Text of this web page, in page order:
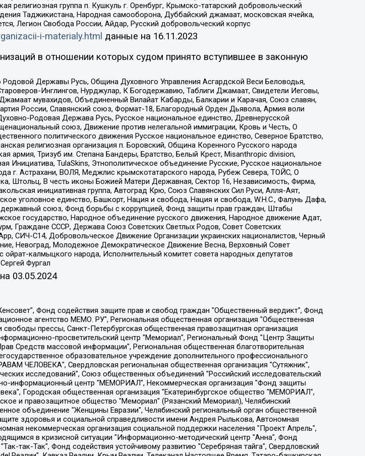
религиозная группа п. Кушкуль г. Оренбург, Крымско-татарский добровольческий
Таджикистана, Народная самооборона, Дуббайский джамаат, московская ячейка,
Легион Свобода России, Айдар, Русский добровольческий корпус
i-materialy.html данные на 16.11.2023
в отношении которых судом принято вступившее в законную
Державы Русь, Община Духовного Управления Асгардской Веси Беловодья,
Инглингов, Нурджулар, К Богодержавию, Таблиги Джамаат, Свидетели Иеговы,
мувахидов, Объединенный Вилайат Кабарды, Балкарии и Карачая, Союз славян,
России, Славянский союз, Формат-18, Благородный Орден Дьявола, Армия воли
Родовая Держава Русь, Русское национальное единство, Древнерусской
союз, Движение против нелегальной иммиграции, Кровь и Честь, О
политического движения Русское национальное единство, Северное Братство,
религиозная организация п. Боровский, Община Коренного Русского народа
армия, Тризуб им. Степана Бандеры, Братство, Белый Крест, Misanthropic division,
Инициатива, TulaSkins, Этнополитическое объединение Русские, Русское национальное
г. Астрахани, ВОЛЯ, Меджлис крымскотатарского народа, Рубеж Севера, ТОЙС, О
Штольц, В честь иконы Божией Матери Державная, Сектор 16, Независимость, Фирма,
инициативная группа, Автоград Крю, Союз Славянских Сил Руси, Алля-Аят,
уголовное единство, Башкорт, Нация и свобода, Нация и свобода, W.H.С., Фалунь Дафа,
союз, Фонд борьбы с коррупцией, Фонд защиты прав граждан, Штабы
государство, Народное объединение русского движения, Народное движение Адат,
Граждане СССР, Держава Союз Советских Светлых Родов, Совет Советских
СИЧ-С14, Добровольческое Движение Организации украинских националистов, Черный
Невоград, Молодежное Демократическое Движение Весна, Верховный Совет
калмыцкого народа, Исполнительный комитет совета народных депутатов
Фургал
03.05.2024
2021", Общество с ограниченной ответственностью "Вега 2021", Общество с ограниченной ответственностью "Главный редактор 2021", Общество с ограниченной ответственностью "Ромашки монолит", Важенков Артем Валерьевич, Ивановская областная общественная организация "Центр гендерных исследований", Гурман Юрий Альбертович, Медиапроект "ОВД-Инфо", Егоров Владимир Владимирович, Жилинский Владимир Александрович, Общество с ограниченной ответственностью "ЗП", Иванова София Юрьевна, Карезина Инна Павловна, Кильтау Екатерина Викторовна, Петров Алексей Викторович, Пискунов Сергей Евгеньевич, Смирнов Сергей Сергеевич, Тихонов Михаил Сергеевич, Общество с ограниченной ответственностью "ЖУРНАЛИСТ-ИНОСТРАННЫЙ АГЕНТ", Арапова Галина Юрьевна, Вольтская Татьяна Анатольевна, Американская компания "Mason G.E.S. Anonymous Foundation" (США), являющаяся владельцем интернет-издания https://mnews.world/, Компания "Stichting Bellingcat", зарегистрированная в Нидерландах (дата регистрации 11.07.2018), Захаров Андрей Вячеславович, Клепиковская Екатерина Дмитриевна, Общество с ограниченной ответственностью "МЕМО", Перл Роман Александрович, Симонов Евгений Алексеевич, Соловьева Елена Анатольевна, Сотников Даниил Владимирович, Сурначева Елизавета Дмитриевна, Автономная некоммерческая организация по защите прав человека и информированию населения "Якутия – Наше Мнение", Общество с ограниченной ответственностью "Москоу диджитал медиа", с 26.01.2023 Общество с ограниченной ответственностью "Чайка Белые сады", Ветошкина Валерия Валерьевна, Заговора Максим Александрович, Межрегиональное общественное движение "Российская ЛГБТ - сеть", Оленичев Максим Владимирович, Павлов Иван Юрьевич, Скворцова Елена Сергеевна, Общество с ограниченной ответственностью "Как бы инагент", Кочетков Игорь Викторович, Общество с ограниченной ответственностью "Честные выборы", Еланчик Олег Александрович, Общество с ограниченной ответственностью "Нобелевский призыв", Гималова Регина Эмилевна, Григорьев Андрей Валерьевич, Григорьева Алина Александровна, Ассоциация по содействию защите прав призывников, альтернативнослужащих и военнослужащих "Правозащитная группа "Гражданин.Армия.Право", Хисамова Регина Фаритовна, Автономная некоммерческая организация по реализации социально-правовых программ "Лилит", Дальневосточное общественное движение "Маяк", Санкт-Петербургская ЛГБТ-инициативная группа "Выход", Инициативная группа ЛГБТ+ "Реверс", Алексеев Андрей Викторович, Бекбулатова Таисия Львовна, Беляев Иван Михайлович, Владыкина Елена Сергеевна, Гельман Марат Александрович, Никульшина Вероника Юрьевна, Толоконникова Надежда Андреевна, Шендерович Виктор Анатольевич, Общество с ограниченной ответственностью "Данное сообщение", Общество с ограниченной ответственностью Издательский дом "Новая глава", Айнбиндер Александра Александровна, Московский комьюнити-центр для ЛГБТ+инициатив, Благотворительный фонд развития филантропии, Deutsche Welle (Германия, Kurt-Schumacher-Strasse 3, 53113 Bonn), Борзунова Мария Михайловна, Воробьев Виктор Викторович, Голубева Анна Львовна, Константинова Алла Михайловна, Малкова Ирина Владимировна, Мурадов Мурад Абдулгалимович, Осетинская Елизавета Николаевна, Понасенков Евгений Николаевич, Ганапольский Матвей Юрьевич, Киселев Евгений Алексеевич, Борухович Ирина Григорьевна, Дремин Иван Тимофеевич, Дубровский Дмитрий Викторович, Красноярская региональная общественная организация поддержки и развития альтернативных образовательных технологий и межкультурных коммуникаций "ИНТЕРРА", Маяковская Екатерина Алексеевна, Фейгин Марк Захарович, Филимонов Андрей Викторович, Дзугкоева Регина Николаевна, Доброхотов Роман Александрович, Дудь Юрий Александрович, Елкин Сергей Владимирович, Кругликов Кирилл Игоревич, Сабунаева Мария Леонидовна, Семенов Алексей Владимирович, Шаинян Карен Багратович, Шульман Екатерина Михайловна, Асафьев Артур Валерьевич, Вахштайн Виктор Семенович, Венедиктов Алексей Алексеевич, Лушникова Екатерина Евгеньевна, Волков Леонид Михайлович, Невзоров Александр Глебович, Пархоменко Сергей Борисович, Сироткин Ярослав Николаевич, Кара-Мурза Владимир Владимирович, Баранова Наталья Владимировна, Гозман Леонид Яковлевич, Кагарлицкий Борис Юльевич, Климарев Михаил Валерьевич, Милов Владимир Станиславович, Автономная некоммерческая организация Краснодарский центр современного искусства "Типография", Моргенштерн Алишер Тагирович, Соболь Любовь Эдуардовна, Общество с ограниченной ответственностью "ЛИЗА НОРМ", Каспаров Гарри Кимович, Ходорковский Михаил Борисович, Общество с ограниченной ответственностью "Апрельские тезисы", Данилович Ирина Брониславовна, Кашин Олег Владимирович, Петров Николай Владимирович, Пивоваров Алексей Владимирович, Соколов Михаил Владимирович, Цветкова Юлия Владимировна, Чичваркин Евгений Александрович, Комитет против пыток/Команда против пыток, Общество с ограниченной ответственностью "Первый научный", Общество с ограниченной ответственностью "Вертолет и ко", Белоцерковская Вероника Борисовна, Кац Максим Евгеньевич, Лазарева Татьяна Юрьевна, Шаведдинов Руслан Табризович, Яшин Илья Валерьевич, Общество с ограниченной ответственностью "Иноагент ААВ", Алешковский Дмитрий Петрович, Альбац Евгения Марковна, Быков Дмитрий Львович, Галямина Юлия Евгеньевна, Лойко Сергей Леонидович, Мартынов Кирилл Константинович, Медведев Сергей Александрович, Крашенинников Федор Геннадиевич, Гордеева Катерина Вл